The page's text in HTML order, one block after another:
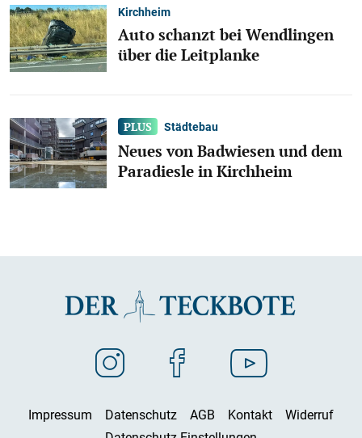
Kirchheim
Auto schanzt bei Wendlingen
über die Leitplanke
Städtebau
Neues von Badwiesen und dem
Paradiesle in Kirchheim
Impressum Datenschutz AGB Kontakt
Widerruf